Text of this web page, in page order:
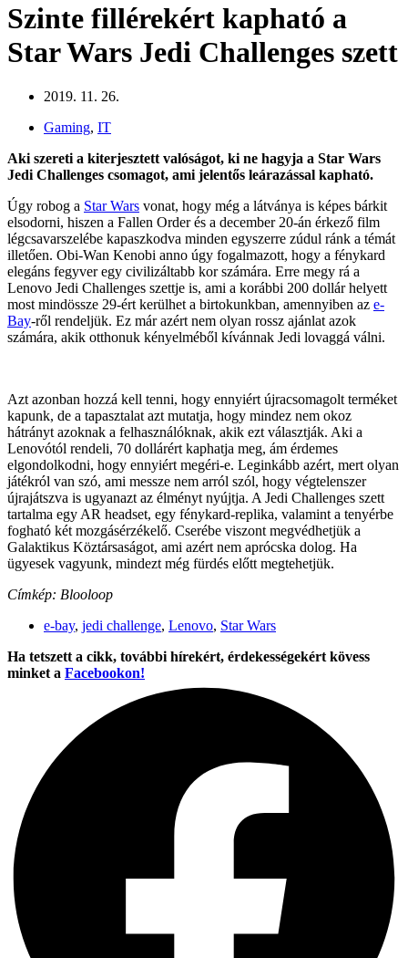
Szinte fillérekért kapható a
Star Wars Jedi Challenges szett
2019. 11. 26.
Gaming, IT
Aki szereti a kiterjesztett valóságot, ki ne hagyja a Star Wars
Jedi Challenges csomagot, ami jelentős leárazással kapható.
Úgy robog a Star Wars vonat, hogy még a látványa is képes bárkit
elsodorni, hiszen a Fallen Order és a december 20-án érkező film
légcsavarszelébe kapaszkodva minden egyszerre zúdul ránk a témát
illetően. Obi-Wan Kenobi anno úgy fogalmazott, hogy a fénykard
elegáns fegyver egy civilizáltabb kor számára. Erre megy rá a
Lenovo Jedi Challenges szettje is, ami a korábbi 200 dollár helyett
most mindössze 29-ért kerülhet a birtokunkban, amennyiben az e-
Bay-ről rendeljük. Ez már azért nem olyan rossz ajánlat azok
számára, akik otthonuk kényelméből kívánnak Jedi lovaggá válni.
Azt azonban hozzá kell tenni, hogy ennyiért újracsomagolt terméket
kapunk, de a tapasztalat azt mutatja, hogy mindez nem okoz
hátrányt azoknak a felhasználóknak, akik ezt választják. Aki a
Lenovótól rendeli, 70 dollárért kaphatja meg, ám érdemes
elgondolkodni, hogy ennyiért megéri-e. Leginkább azért, mert olyan
játékról van szó, ami messze nem arról szól, hogy végtelenszer
újrajátszva is ugyanazt az élményt nyújtja. A Jedi Challenges szett
tartalma egy AR headset, egy fénykard-replika, valamint a tenyérbe
fogható két mozgásérzékelő. Cserébe viszont megvédhetjük a
Galaktikus Köztársaságot, ami azért nem aprócska dolog. Ha
ügyesek vagyunk, mindezt még fürdés előtt megtehetjük.
Címkép: Blooloop
e-bay, jedi challenge, Lenovo, Star Wars
Ha tetszett a cikk, további hírekért, érdekességekért kövess
minket a Facebookon!